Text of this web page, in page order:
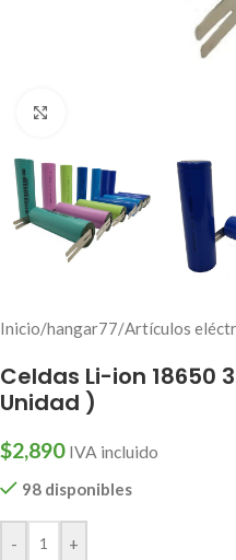
Inicio/hangar77/Artículos
Celdas Li-ion 18650
Unidad )
$2,890 IVA incluido
98 disponibles
- +